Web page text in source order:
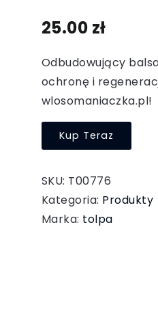
25.00 zł
Odbudowujący
ochronę i
wlosomaniaczka.pl!
Kup Teraz
SKU: T00776
Kategoria: Produkty
Marka: tolpa